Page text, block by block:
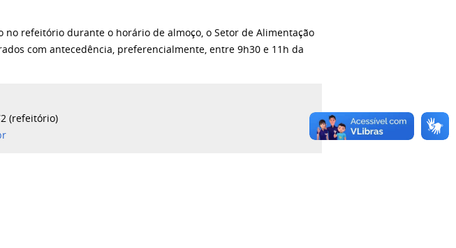
refeitório durante o horário de almoço, o Setor de Alimentação
com antecedência, preferencialmente, entre 9h30 e 11h da
(refeitório)